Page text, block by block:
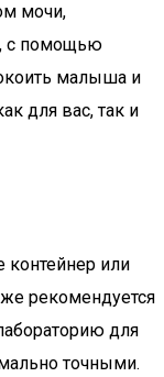
мочи,
с помощью
малыша и
для вас, так и
контейнер или
рекомендуется
для
точными.